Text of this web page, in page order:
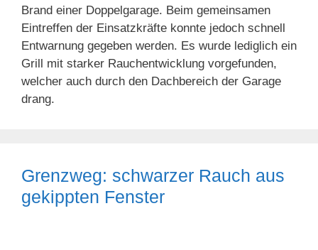
Brand einer Doppelgarage. Beim gemeinsamen
Eintreffen der Einsatzkräfte konnte jedoch schnell
Entwarnung gegeben werden. Es wurde lediglich ein
Grill mit starker Rauchentwicklung vorgefunden,
welcher auch durch den Dachbereich der Garage
drang.
Grenzweg: schwarzer Rauch aus
gekippten Fenster